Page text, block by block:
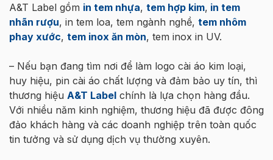
A&T Label gồm in tem nhựa, tem hợp kim, in tem
nhãn rượu, in tem loa, tem ngành nghề, tem nhôm
phay xước, tem inox ăn mòn, tem inox in UV.
– Nếu bạn đang tìm nơi để làm logo cài áo kim loại,
huy hiệu, pin cài áo chất lượng và đảm bảo uy tín, thì
thương hiệu A&T Label chính là lựa chọn hàng đầu.
Với nhiều năm kinh nghiệm, thương hiệu đã được đông
đảo khách hàng và các doanh nghiệp trên toàn quốc
tin tưởng và sử dụng dịch vụ thường xuyên.